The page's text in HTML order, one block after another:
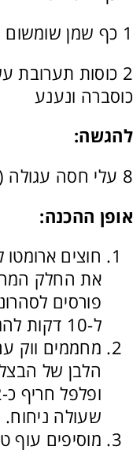
1 כף שמן שומשום
2 כוסות תערובת
כוסברה ונענע
להגשה:
8 עלי חסה עגולה (אייסברג) או 8 דפי אורז
אופן ההכנה:
חוצים
את החלק
פורסים
ל-10 דקות להגרת נוזלים. סוחטים היטב.
מחממים ווק
הלבן של
שעולה ניחוח.